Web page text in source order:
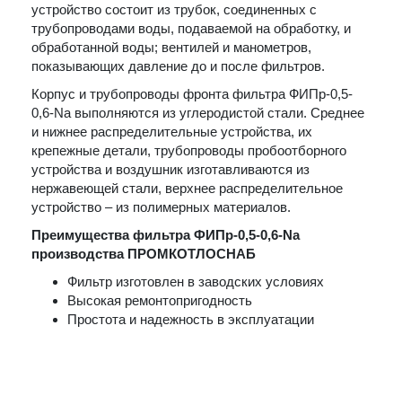
устройство состоит из трубок, соединенных с
трубопроводами воды, подаваемой на обработку, и
обработанной воды; вентилей и манометров,
показывающих давление до и после фильтров.
Корпус и трубопроводы фронта фильтра ФИПр-0,5-
0,6-Na выполняются из углеродистой стали. Среднее
и нижнее распределительные устройства, их
крепежные детали, трубопроводы пробоотборного
устройства и воздушник изготавливаются из
нержавеющей стали, верхнее распределительное
устройство – из полимерных материалов.
Преимущества фильтра ФИПр-0,5-0,6-Na
производства ПРОМКОТЛОСНАБ
Фильтр изготовлен в заводских условиях
Высокая ремонтопригодность
Простота и надежность в эксплуатации